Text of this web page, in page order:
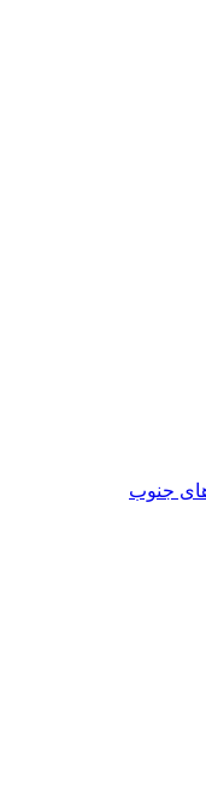
های جنوب